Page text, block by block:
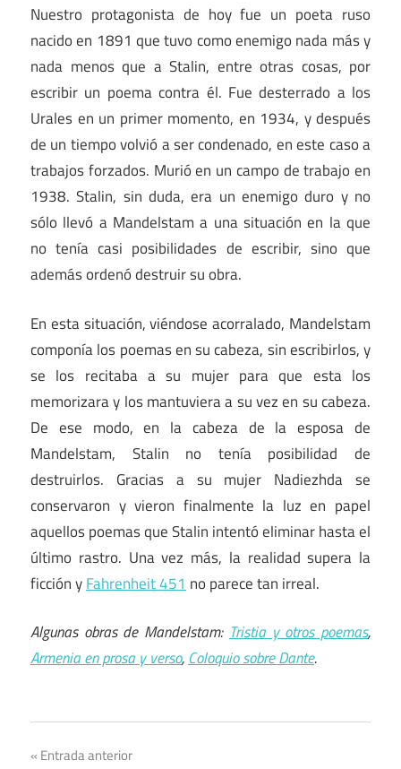
Nuestro protagonista de hoy fue un poeta ruso
nacido en 1891 que tuvo como enemigo nada más y
nada menos que a Stalin, entre otras cosas, por
escribir un poema contra él. Fue desterrado a los
Urales en un primer momento, en 1934, y después
de un tiempo volvió a ser condenado, en este caso a
trabajos forzados. Murió en un campo de trabajo en
1938. Stalin, sin duda, era un enemigo duro y no
sólo llevó a Mandelstam a una situación en la que
no tenía casi posibilidades de escribir, sino que
además ordenó destruir su obra.
En esta situación, viéndose acorralado, Mandelstam
componía los poemas en su cabeza, sin escribirlos, y
se los recitaba a su mujer para que esta los
memorizara y los mantuviera a su vez en su cabeza.
De ese modo, en la cabeza de la esposa de
Mandelstam, Stalin no tenía posibilidad de
destruirlos. Gracias a su mujer Nadiezhda se
conservaron y vieron finalmente la luz en papel
aquellos poemas que Stalin intentó eliminar hasta el
último rastro. Una vez más, la realidad supera la
ficción yFahrenheit 451 no parece tan irreal.
Algunas obras de Mandelstam:Tristia y otros poemas,
Armenia en prosa y verso,Coloquio sobre Dante.
Navegación
Entrada anterior